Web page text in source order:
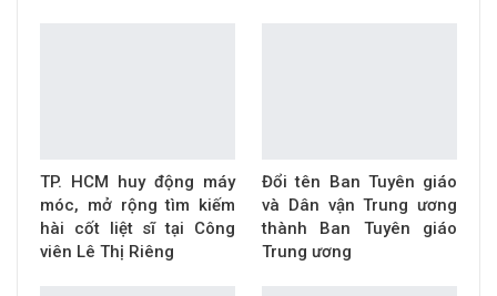
TP. HCM huy động máy
móc, mở rộng tìm kiếm
hài cốt liệt sĩ tại Công
viên Lê Thị Riêng
Đổi tên Ban Tuyên giáo
và Dân vận Trung ương
thành Ban Tuyên giáo
Trung ương